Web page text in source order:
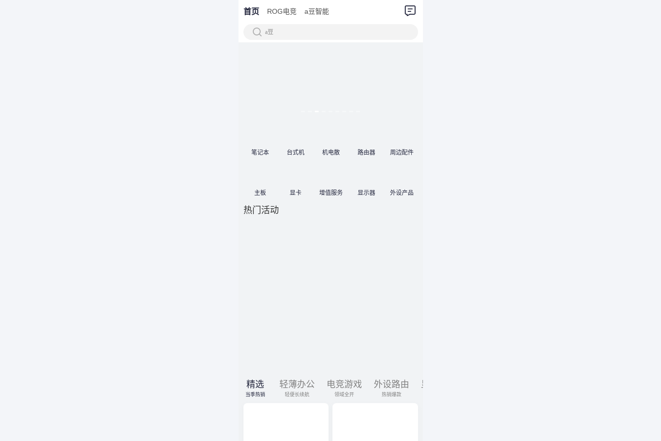
首页 ROG电竞 a豆智能
a豆
笔记本
主板
台式机
显卡
机电散
增值服务
路由器
显示器
周边配件
外设产品
热门活动
精选
当季热销
轻薄办公
轻便长续航
电竞游戏
领域全开
外设路由
热销爆款
显示器